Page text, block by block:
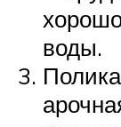
воды.